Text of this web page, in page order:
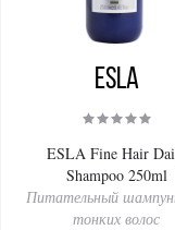
ESLA
ESLA Fine Hair
Shampoo 250ml
Питательный
тонких волос